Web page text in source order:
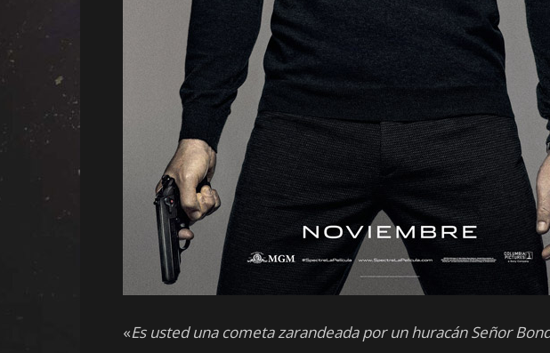
«Es usted una cometa zarandeada por un huracán Señor